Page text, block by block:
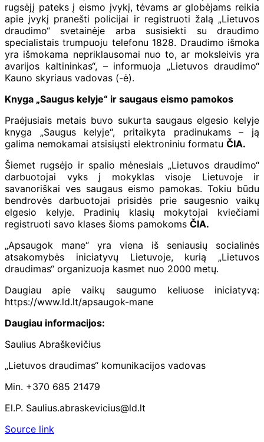
rugsėjį pateks į eismo įvykį, tėvams ar globėjams reikia
apie įvykį pranešti policijai ir registruoti žalą „Lietuvos
draudimo“ svetainėje arba susisiekti su draudimo
specialistais trumpuoju telefonu 1828. Draudimo išmoka
yra išmokama nepriklausomai nuo to, ar moksleivis yra
avarijos kaltininkas“, – informuoja „Lietuvos draudimo“
Kauno skyriaus vadovas (-ė).
Knyga „Saugus kelyje“ ir saugaus eismo pamokos
Praėjusiais metais buvo sukurta saugaus elgesio kelyje
knyga „Saugus kelyje“, pritaikyta pradinukams – ją
galima nemokamai atsisiųsti elektroniniu formatu ČIA.
Šiemet rugsėjo ir spalio mėnesiais „Lietuvos draudimo“
darbuotojai vyks į mokyklas visoje Lietuvoje ir
savanoriškai ves saugaus eismo pamokas. Tokiu būdu
bendrovės darbuotojai prisidės prie saugesnio vaikų
elgesio kelyje. Pradinių klasių mokytojai kviečiami
registruoti savo klases šioms pamokoms ČIA.
„Apsaugok mane“ yra viena iš seniausių socialinės
atsakomybės iniciatyvų Lietuvoje, kurią „Lietuvos
draudimas“ organizuoja kasmet nuo 2000 metų.
Daugiau apie vaikų saugumo keliuose iniciatyvą:
https://www.ld.lt/apsaugok-mane
Daugiau informacijos:
Saulius Abraškevičius
„Lietuvos draudimas“ komunikacijos vadovas
Min. +370 685 21479
El.P. Saulius.abraskevicius@ld.lt
Source link